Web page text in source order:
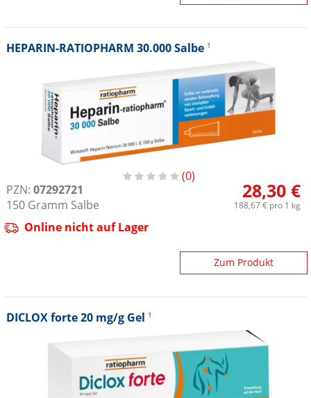
HEPARIN-RATIOPHARM 30.000 Salbe 1
0
PZN: 07292721
150 Gramm Salbe
28,30 €
188,67 €pro 1 kg
Online nicht auf Lager
Zum Produkt
DICLOX forte 20 mg/g Gel 1